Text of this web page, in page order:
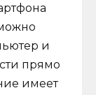
и
прямо
имеет